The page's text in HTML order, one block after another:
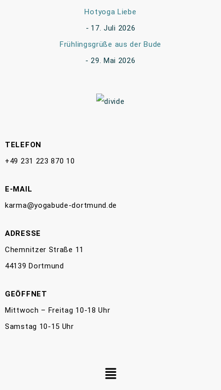
Hotyoga Liebe
17. Juli 2026
Frühlingsgrüße aus der Bude
29. Mai 2026
TELEFON
+49 231 223 870 10
E-MAIL
karma@yogabude-dortmund.de
ADRESSE
Chemnitzer Straße 11
44139 Dortmund
GEÖFFNET
Mittwoch – Freitag 10-18 Uhr
Samstag 10-15 Uhr